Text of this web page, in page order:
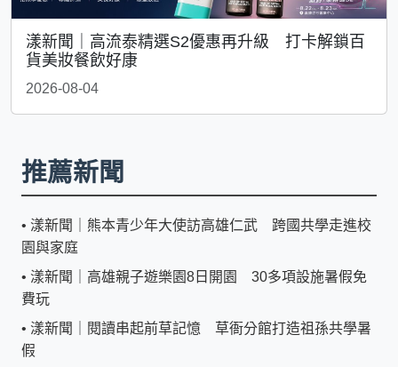
漾新聞｜高流泰精選S2優惠再升級 打卡解鎖百
貨美妝餐飲好康
2026-08-04
推薦新聞
• 漾新聞｜熊本青少年大使訪高雄仁武 跨國共學走進校
園與家庭
• 漾新聞｜高雄親子遊樂園8日開園 30多項設施暑假免
費玩
• 漾新聞｜閱讀串起前草記憶 草衙分館打造祖孫共學暑
假